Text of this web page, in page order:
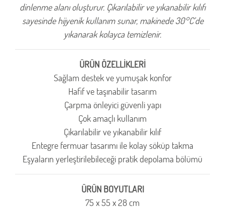
dinlenme alanı oluşturur. Çıkarılabilir ve yıkanabilir kılıfı
sayesinde hijyenik kullanım sunar, makinede 30°C’de
yıkanarak kolayca temizlenir.
ÜRÜN ÖZELLİKLERİ
Sağlam destek ve yumuşak konfor
Hafif ve taşınabilir tasarım
Çarpma önleyici güvenli yapı
Çok amaçlı kullanım
Çıkarılabilir ve yıkanabilir kılıf
Entegre fermuar tasarımı ile kolay söküp takma
Eşyaların yerleştirilebileceği pratik depolama bölümü
ÜRÜN BOYUTLARI
75 x 55 x 28 cm